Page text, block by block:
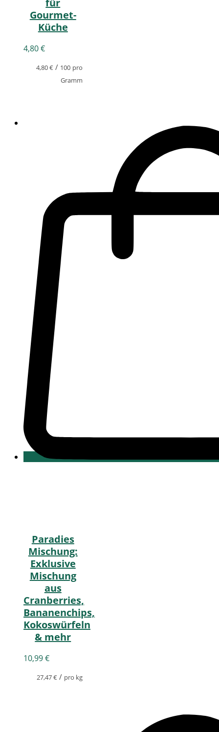
für
Gourmet-
Küche
4,80€
4,80€/ 100 pro
Gramm
Paradies
Mischung:
Exklusive
Mischung
aus
Cranberries,
Bananenchips,
Kokoswürfeln
& mehr
10,99€
27,47€/ pro kg